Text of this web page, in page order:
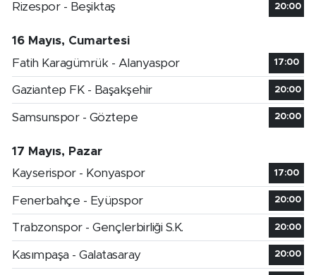
Rizespor - Beşiktaş
20:00
16 Mayıs, Cumartesi
Fatih Karagümrük - Alanyaspor
17:00
Gaziantep FK - Başakşehir 20:00
Samsunspor - Göztepe 20:00
17 Mayıs, Pazar
Kayserispor - Konyaspor
17:00
Fenerbahçe - Eyüpspor 20:00
Trabzonspor - Gençlerbirliği S.K. 20:00
Kasımpaşa - Galatasaray 20:00